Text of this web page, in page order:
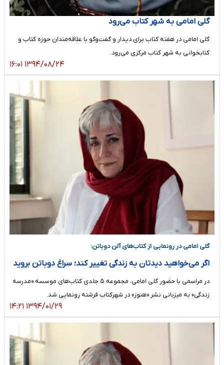
گلی امامی به شهر کتاب می‌رود
گلی امامی در هفته کتاب برای دیدار و گفت‌وگو با علاقه‌مندان حوزه کتاب و
کتابخوانی به شهر کتاب مرکزی می‌رود.
۱۳۹۴/۰۸/۲۴ ۱۶:۰۱
گلی امامی در رونمایی از کتاب‌های آلن دوباتن:
اگر می‌خواهید دیدتان به زندگی تغییر کند؛ سراغ دوباتن بروید
در مراسمی با حضور گلی امامی، مجموعه ۵ جلدی کتاب‌های موسسه «مدرسه
زندگی» به میزبانی نشر «هنوز» در شهرکتاب فرشته رونمایی شد.
۱۳۹۴/۰۱/۲۹ ۱۴:۲۱